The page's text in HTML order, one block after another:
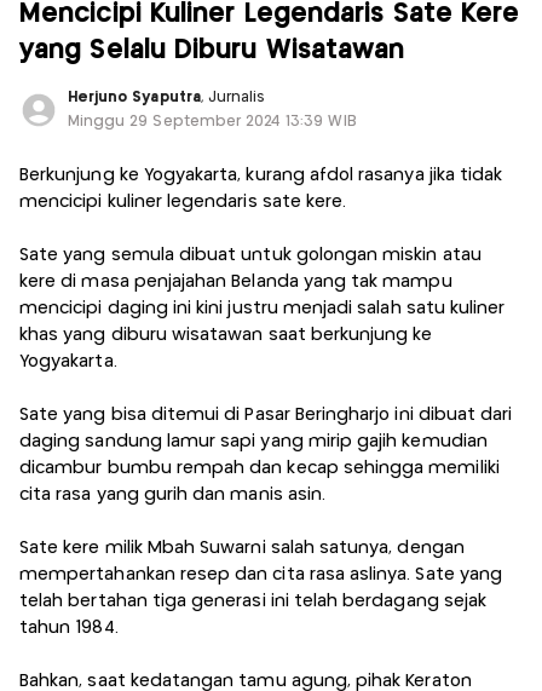
Mencicipi Kuliner Legendaris Sate Kere
yang Selalu Diburu Wisatawan
Herjuno Syaputra, Jurnalis
Minggu 29 September 2024 13:39 WIB
Berkunjung ke Yogyakarta, kurang afdol rasanya jika tidak
mencicipi kuliner legendaris sate kere.
Sate yang semula dibuat untuk golongan miskin atau
kere di masa penjajahan Belanda yang tak mampu
mencicipi daging ini kini justru menjadi salah satu kuliner
khas yang diburu wisatawan saat berkunjung ke
Yogyakarta.
Sate yang bisa ditemui di Pasar Beringharjo ini dibuat dari
daging sandung lamur sapi yang mirip gajih kemudian
dicambur bumbu rempah dan kecap sehingga memiliki
cita rasa yang gurih dan manis asin.
Sate kere milik Mbah Suwarni salah satunya, dengan
mempertahankan resep dan cita rasa aslinya. Sate yang
telah bertahan tiga generasi ini telah berdagang sejak
tahun 1984.
Bahkan, saat kedatangan tamu agung, pihak Keraton